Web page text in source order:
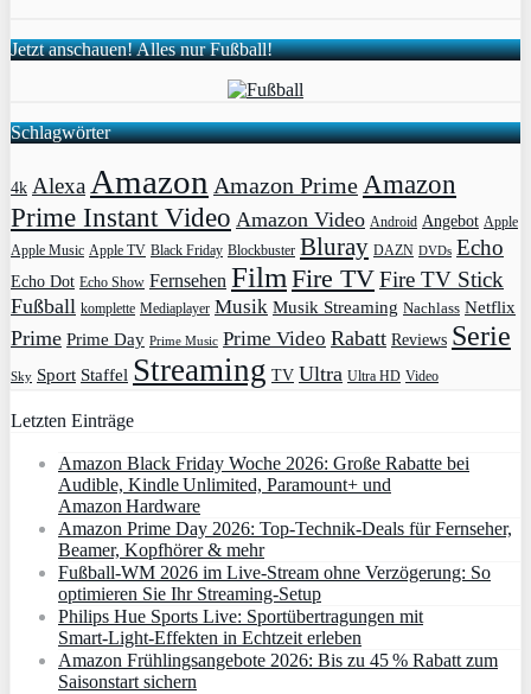
Jetzt anschauen! Alles nur Fußball!
Schlagwörter
4k AlexaAmazon Amazon PrimeAmazon
Prime Instant Video Amazon Video Android Angebot Apple
Apple Music Apple TV Black Friday Blockbuster Bluray DAZN DVDs Echo
Echo Dot Echo Show Fernsehen FilmFire TVFire TV Stick
Fußball komplette Mediaplayer Musik Musik Streaming Nachlass Netflix
Prime Prime Day Prime Music Prime Video Rabatt Reviews Serie
Sky Sport Staffel Streaming TV Ultra Ultra HD Video
Letzten Einträge
Amazon Black Friday Woche 2026: Große Rabatte bei
Audible, Kindle Unlimited, Paramount+ und
Amazon Hardware
Amazon Prime Day 2026: Top-Technik-Deals für Fernseher,
Beamer, Kopfhörer & mehr
Fußball-WM 2026 im Live-Stream ohne Verzögerung: So
optimieren Sie Ihr Streaming-Setup
Philips Hue Sports Live: Sportübertragungen mit
Smart‑Light‑Effekten in Echtzeit erleben
Amazon Frühlingsangebote 2026: Bis zu 45 % Rabatt zum
Saisonstart sichern